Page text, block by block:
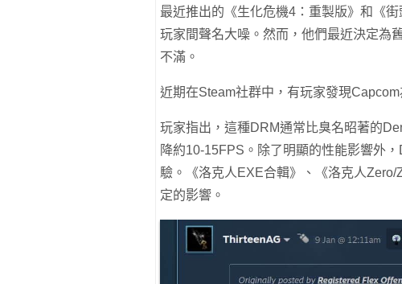
最近推出的《生化危機4：重製版》和《
玩家間聲名大噪。然而，他們最近決定為
不滿。
近期在Steam社群中，有玩家發現
玩家指出，這種DRM通常比臭名昭著的
降約10-15FPS。除了明顯的性能影響外
驗。《洛克人EXE合輯》、《洛克人
定的影響。